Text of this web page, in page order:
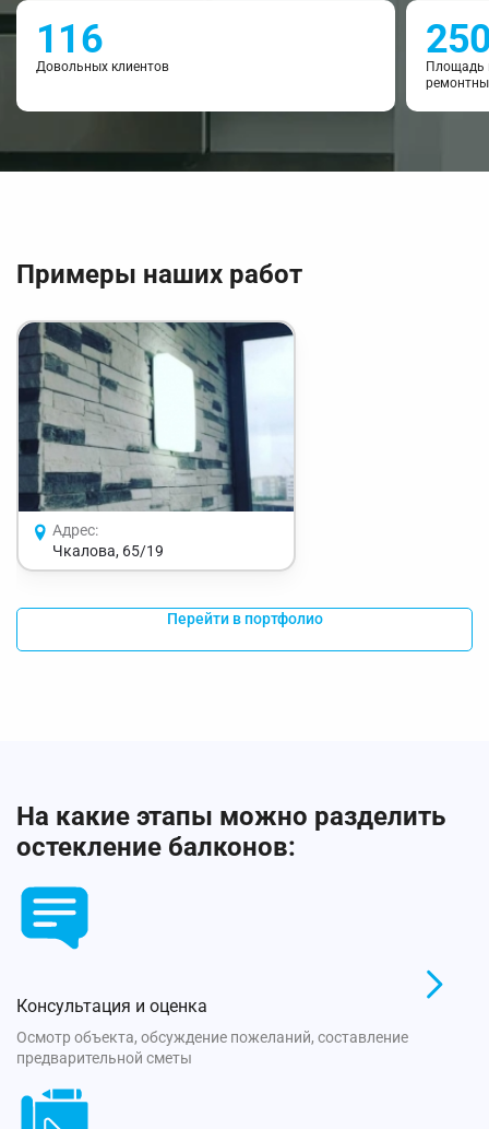
116
Довольных клиентов
Площадь
Примеры наших работ
Адрес:
Чкалова, 65/19
Перейти в портфолио
На какие этапы можно разделить
остекление балконов:
Консультация и оценка
Осмотр объекта, обсуждение пожеланий, составление
предварительной сметы